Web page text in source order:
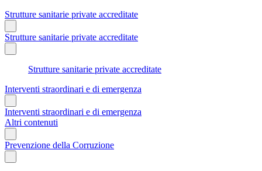
Strutture sanitarie private accreditate
Strutture sanitarie private accreditate
Strutture sanitarie private accreditate
Interventi straordinari e di emergenza
Interventi straordinari e di emergenza
Altri contenuti
Prevenzione della Corruzione